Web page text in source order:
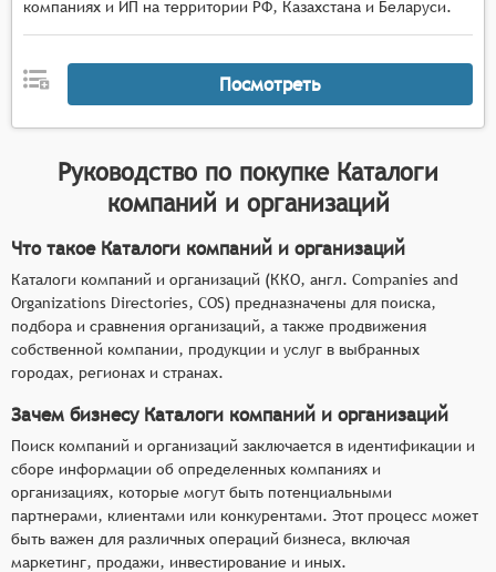
компаниях и ИП на территории РФ, Казахстана и Беларуси.
Посмотреть
Руководство по покупке Каталоги
компаний и организаций
Что такое Каталоги компаний и организаций
Каталоги компаний и организаций (ККО, англ. Companies and
Organizations Directories, COS) предназначены для поиска,
подбора и сравнения организаций, а также продвижения
собственной компании, продукции и услуг в выбранных
городах, регионах и странах.
Зачем бизнесу Каталоги компаний и организаций
Поиск компаний и организаций заключается в идентификации и
сборе информации об определенных компаниях и
организациях, которые могут быть потенциальными
партнерами, клиентами или конкурентами. Этот процесс может
быть важен для различных операций бизнеса, включая
маркетинг, продажи, инвестирование и иных.